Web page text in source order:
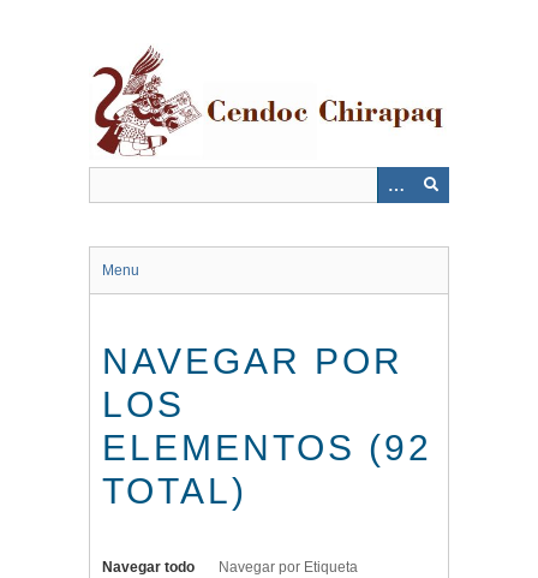
Menu
NAVEGAR POR
LOS
ELEMENTOS (92
TOTAL)
Navegar todo Navegar por Etiqueta